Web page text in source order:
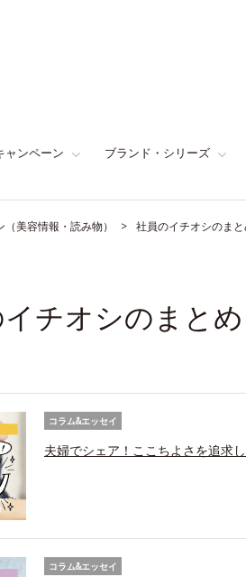
ャンペーン ブランド・シリーズ
（美容情報・読み物） 社員のイチオシのま
チオシのまとめ
コラム&エッセイ
夫婦でシェア！ここちよさを追求
コラム&エッセイ